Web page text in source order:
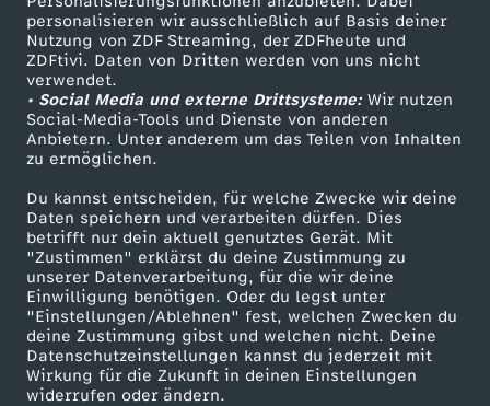
personalisieren wir ausschließlich auf Basis deiner
Nutzung von ZDF Streaming, der ZDFheute und
ZDFtivi. Daten von Dritten werden von uns nicht
verwendet.
• Social Media und externe Drittsysteme:Wir nutzen
Social-Media-Tools und Dienste von anderen
Anbietern. Unter anderem um das Teilen von Inhalten
zu ermöglichen.
Du kannst entscheiden, für welche Zwecke wir deine
Daten speichern und verarbeiten dürfen. Dies
betrifft nur dein aktuell genutztes Gerät. Mit
"Zustimmen" erklärst du deine Zustimmung zu
unserer Datenverarbeitung, für die wir deine
Einwilligung benötigen. Oder du legst unter
"Einstellungen/Ablehnen" fest, welchen Zwecken du
deine Zustimmung gibst und welchen nicht. Deine
Datenschutzeinstellungen kannst du jederzeit mit
Wirkung für die Zukunft in deinen Einstellungen
widerrufen oder ändern.
a
r
i
s
s
a
i
h
ZDF Unternehmen
Karriere
ZDF goes Schule
Werbefernsehen
Mainzelmännchen